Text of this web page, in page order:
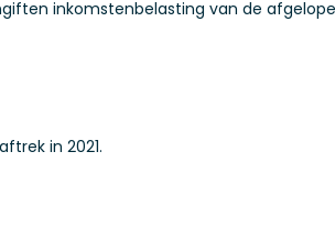
inkomstenbelasting van de
in 2021.